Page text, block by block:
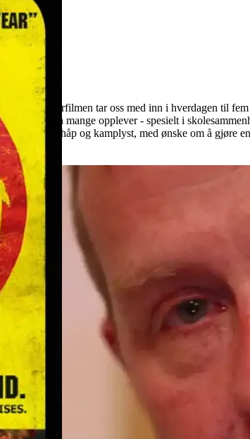
dokumentarfilmen tar oss med inn i hverdagen til
mange opplever - spesielt i
film fylt av håp og kamplyst, med ønske om å